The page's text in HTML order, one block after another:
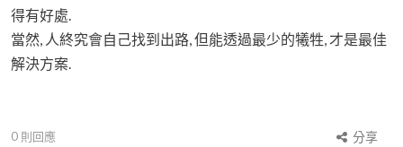
得有好處.
當然, 人終究會自己找到出路, 但能透過最少的犧牲, 才是最佳
解決方案.
0 則回應 分享